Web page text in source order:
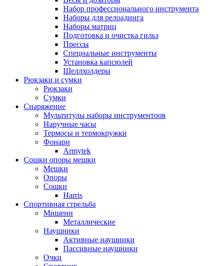
Набор профессионального инструмента
Наборы для релоадинга
Наборы матриц
Подготовка и очистка гильз
Прессы
Специальные инструменты
Установка капсюлей
Шеллхолдеры
Рюкзаки и сумки
Рюкзаки
Сумки
Снаряжение
Мультитулы наборы инструментоов
Наручные часы
Термосы и термокружки
Фонари
Armytek
Сошки опоры мешки
Мешки
Опоры
Сошки
Harris
Спортивная стрельба
Мишени
Металлические
Наушники
Активные наушники
Пассивные наушники
Очки